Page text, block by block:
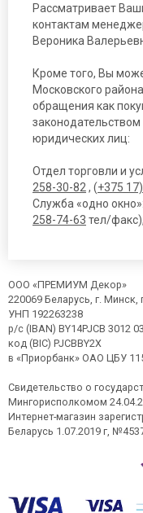
Рассматривает
контактам
Вероника
Кроме того, Вы
Московского
обращения как
юридических лиц:
Отдел торговли и
258-30-82 , (+375
Служба «одно
258-74-63 тел/
ООО «ПРЕМИУМ Декор»
220069 Беларусь, г.
УНП 192263238
р/с (IBAN) BY14PJCB 3012
код (BIC) PJCBBY2X
в «Приорбанк» ОАО ЦБУ
Свидетельство о
Мингорисполкомом
Интернет-магазин
Беларусь 1.07.2019 г,